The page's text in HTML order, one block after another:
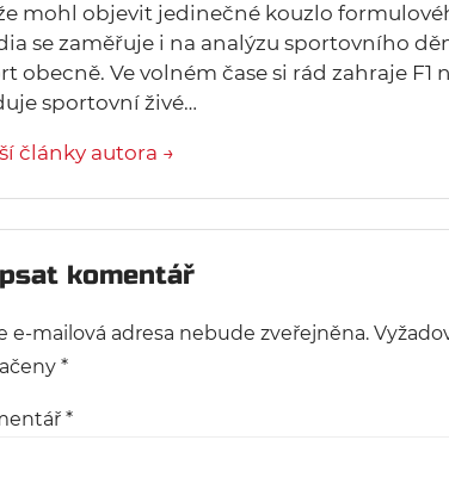
mohl objevit jedinečné kouzlo
se zaměřuje i na analýzu sportovního
obecně. Ve volném čase si rád zahraje F1
sportovní živé…
články autora →
komentář
e-mailová adresa nebude zveřejněna.
*
*